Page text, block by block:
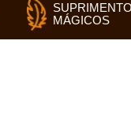
MÁGICOS